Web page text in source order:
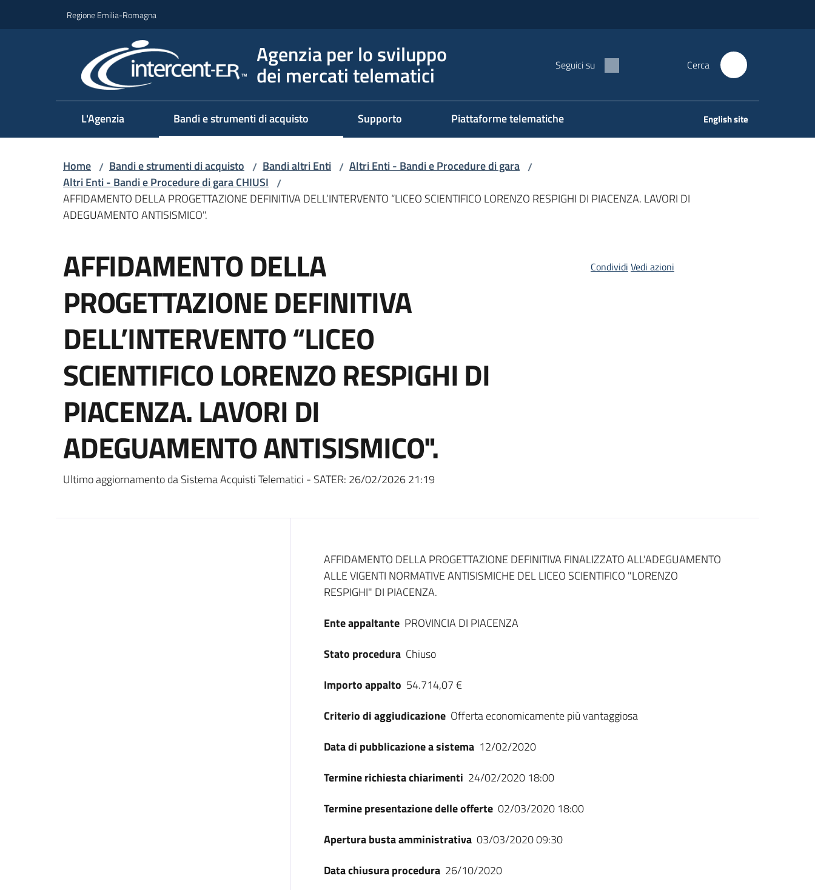
Regione Emilia-Romagna
Agenzia per lo sviluppo
dei mercati telematici Seguici su Cerca
L'Agenzia Bandi e strumenti di acquisto Supporto Piattaforme telematiche English site
Home / Bandi e strumenti di acquisto / Bandi altri Enti / Altri Enti - Bandi e Procedure di gara /
Altri Enti - Bandi e Procedure di gara CHIUSI /
AFFIDAMENTO DELLA PROGETTAZIONE DEFINITIVA DELL’INTERVENTO “LICEO SCIENTIFICO LORENZO RESPIGHI DI PIACENZA. LAVORI DI
ADEGUAMENTO ANTISISMICO".
AFFIDAMENTO DELLA
PROGETTAZIONE DEFINITIVA
DELL’INTERVENTO “LICEO
SCIENTIFICO LORENZO RESPIGHI DI
PIACENZA. LAVORI DI
ADEGUAMENTO ANTISISMICO".
Ultimo aggiornamento da Sistema Acquisti Telematici - SATER: 26/02/2026 21:19
Condividi Vedi azioni
Dati del bando
AFFIDAMENTO DELLA PROGETTAZIONE DEFINITIVA FINALIZZATO ALL'ADEGUAMENTO
ALLE VIGENTI NORMATIVE ANTISISMICHE DEL LICEO SCIENTIFICO "LORENZO
RESPIGHI" DI PIACENZA.
Ente appaltante PROVINCIA DI PIACENZA
Stato procedura Chiuso
Importo appalto 54.714,07 €
Criterio di aggiudicazione Offerta economicamente più vantaggiosa
Data di pubblicazione a sistema 12/02/2020
Termine richiesta chiarimenti 24/02/2020 18:00
Termine presentazione delle offerte 02/03/2020 18:00
Apertura busta amministrativa 03/03/2020 09:30
Data chiusura procedura 26/10/2020